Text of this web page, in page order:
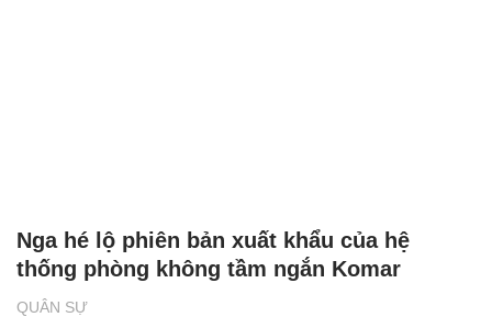
QUÂN SỰ
Nga hé lộ phiên bản xuất khẩu của hệ
thống phòng không tầm ngắn Komar